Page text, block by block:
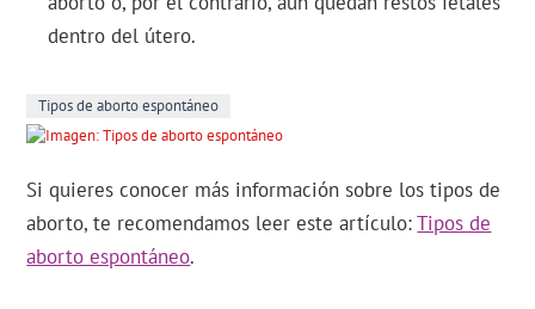
dentro del útero.
Tipos de aborto espontáneo
Si quieres conocer más información sobre los tipos de
aborto, te recomendamos leer este artículo:Tipos de
aborto espontáneo.